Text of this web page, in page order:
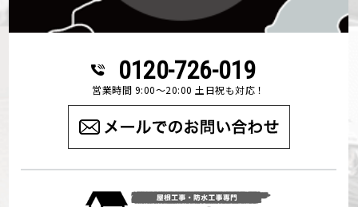
0120-726-019
営業時間 9:00～20:00 土日祝も対応！